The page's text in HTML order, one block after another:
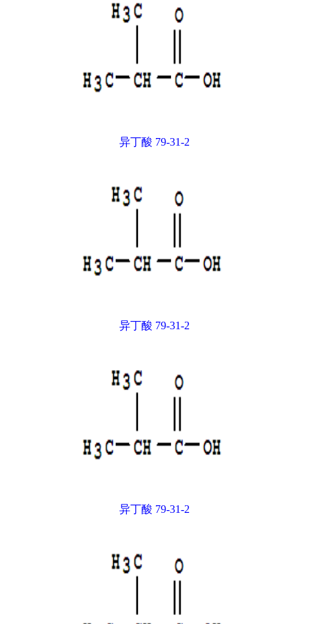
异丁酸 79-31-2
异丁酸 79-31-2
异丁酸 79-31-2